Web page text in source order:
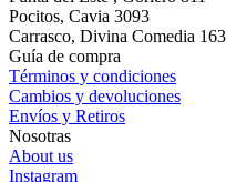
Pocitos, Cavia 3093
Carrasco, Divina Comedia
Guía de compra
Términos y condiciones
Cambios y devoluciones
Envíos y Retiros
Nosotras
About us
Instagram